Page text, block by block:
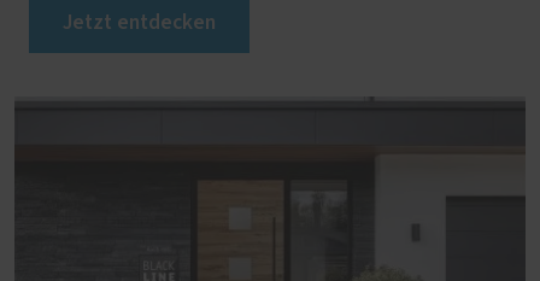
Jetzt entdecken